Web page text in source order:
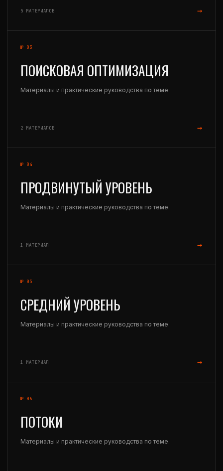
5 МАТЕРИАЛОВ →
№ 03
ПОИСКОВАЯ ОПТИМИЗАЦИЯ
Материалы и практические руководства по теме.
2 МАТЕРИАЛОВ →
№ 04
ПРОДВИНУТЫЙ УРОВЕНЬ
Материалы и практические руководства по теме.
1 МАТЕРИАЛ →
№ 05
СРЕДНИЙ УРОВЕНЬ
Материалы и практические руководства по теме.
1 МАТЕРИАЛ →
№ 06
ПОТОКИ
Материалы и практические руководства по теме.